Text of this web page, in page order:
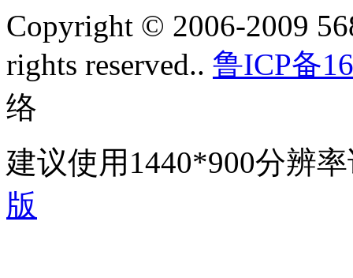
Copyright © 2006-2009
rights reserved.. 鲁ICP备
络
建议使用1440*900分辨
版